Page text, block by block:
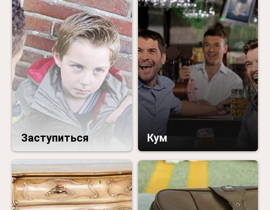
Заступиться Кум